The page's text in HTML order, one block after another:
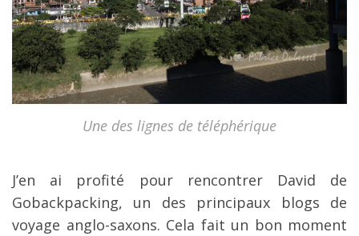
Une des lignes de téléphérique
J’en ai profité pour rencontrer David de
Gobackpacking, un des principaux blogs de
voyage anglo-saxons. Cela fait un bon moment